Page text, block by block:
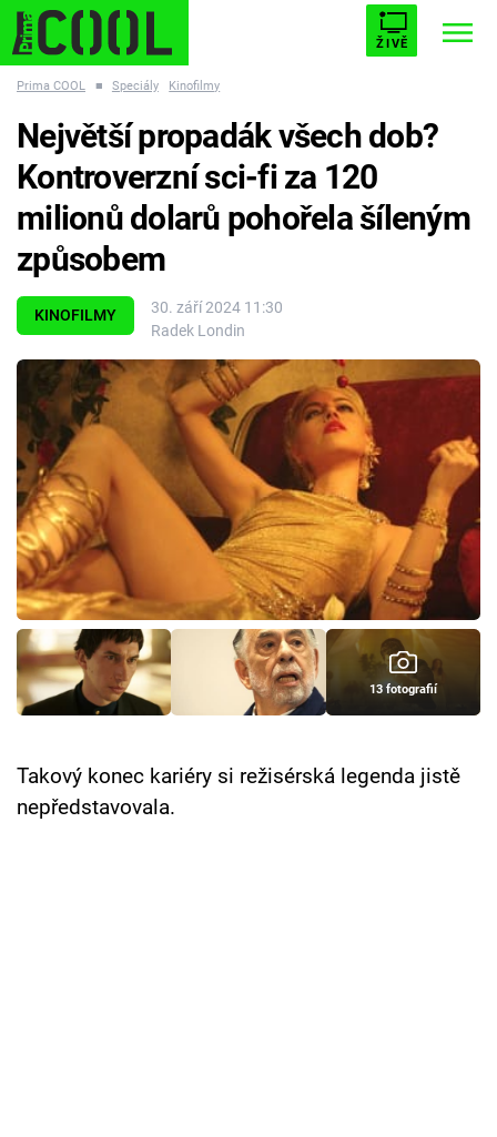
ŽIVĚ
ESCAPE PLNEJ KOTEL AVENGERS 5
Témata
Filmy
Seriály
Hry
Cool Esport
Pořady
TV Program
Sledujte prima+
Prima COOL ■ Speciály Kinofilmy
KINOFILMY
30. září 2024 11:30
Radek Londin
Největší propadák všech dob?
Kontroverzní sci-fi za 120
milionů dolarů pohořela šíleným
způsobem
13 fotografií
Takový konec kariéry si režisérská legenda jistě
nepředstavovala.